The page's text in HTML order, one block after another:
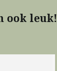
ook leuk!